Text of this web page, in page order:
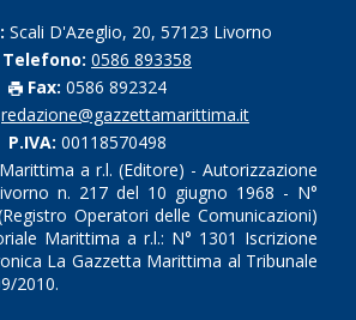
Scali D'Azeglio, 20, 57123 Livorno
Telefono: 0586 893358
Fax: 0586 892324
redazione@gazzettamarittima.it
P.IVA: 00118570498
a r.l. (Editore) - Autorizzazione
n. 217 del 10 giugno 1968 - N°
Operatori delle Comunicazioni)
Marittima a r.l.: N° 1301 Iscrizione
La Gazzetta Marittima al Tribunale
2010.